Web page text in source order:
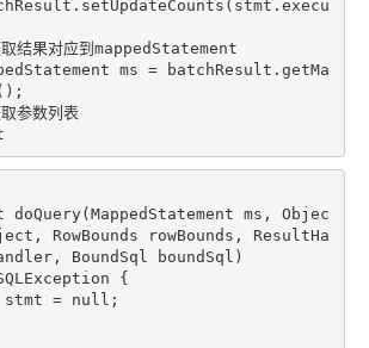
结果对应到mappedStatement
参数列表
doQuery(MappedStatement ms, Objec
RowBounds rowBounds, ResultHa
BoundSql boundSql)
{
stmt =
null ;